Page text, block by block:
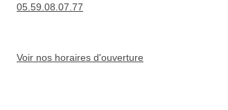
05.59.08.07.77
Voir nos horaires d'ouverture